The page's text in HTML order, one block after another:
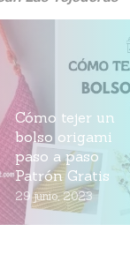
Cómo tejer un
bolso origami
paso a paso
Patrón Gratis
29 junio, 2023